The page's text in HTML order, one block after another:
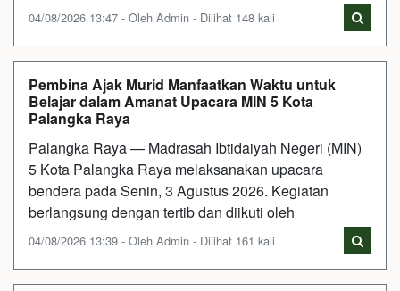
04/08/2026 13:47 - Oleh Admin - Dilihat 148 kali
Pembina Ajak Murid Manfaatkan Waktu untuk
Belajar dalam Amanat Upacara MIN 5 Kota
Palangka Raya
Palangka Raya — Madrasah Ibtidaiyah Negeri (MIN)
5 Kota Palangka Raya melaksanakan upacara
bendera pada Senin, 3 Agustus 2026. Kegiatan
berlangsung dengan tertib dan diikuti oleh
04/08/2026 13:39 - Oleh Admin - Dilihat 161 kali